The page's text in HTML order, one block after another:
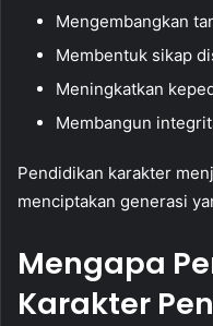
Mengembangkan
Membentuk sikap
Meningkatkan
Membangun
Pendidikan karakter
menciptakan generasi
Mengapa
Karakter